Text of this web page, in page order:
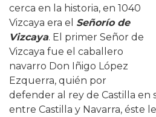
cerca en la historia, en 1040
Vizcaya era el Señorío de
Vizcaya. El primer Señor de
Vizcaya fue el caballero
navarro Don Iñigo López
Ezquerra, quién por
defender al rey de Castilla en
entre Castilla y Navarra, éste